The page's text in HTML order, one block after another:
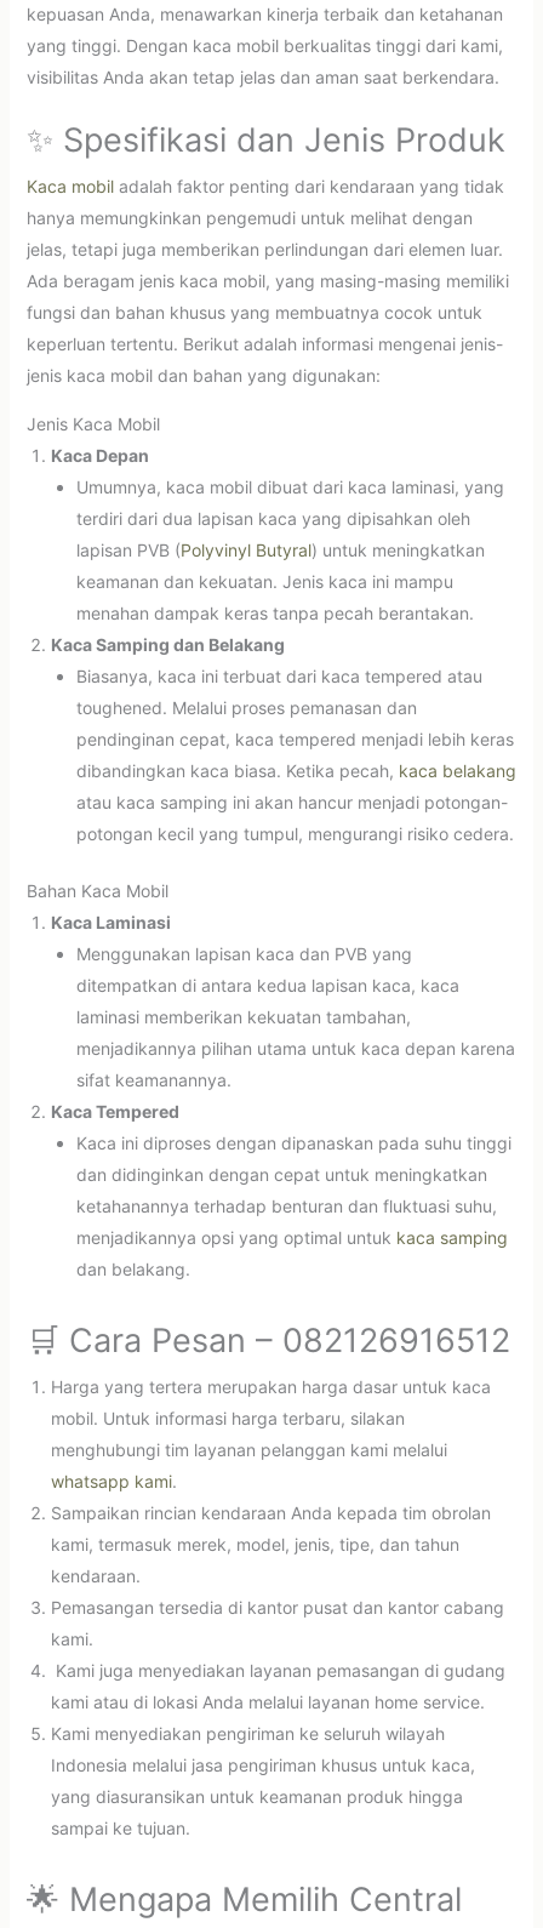
kepuasan Anda, menawarkan kinerja terbaik dan ketahanan
yang tinggi. Dengan kaca mobil berkualitas tinggi dari kami,
visibilitas Anda akan tetap jelas dan aman saat berkendara.
✨ Spesifikasi dan Jenis Produk
Kaca mobiladalah faktor penting dari kendaraan yang tidak
hanya memungkinkan pengemudi untuk melihat dengan
jelas, tetapi juga memberikan perlindungan dari elemen luar.
Ada beragam jenis kaca mobil, yang masing-masing memiliki
fungsi dan bahan khusus yang membuatnya cocok untuk
keperluan tertentu. Berikut adalah informasi mengenai jenis-
jenis kaca mobil dan bahan yang digunakan:
Jenis Kaca Mobil
Kaca Depan
Umumnya, kaca mobil dibuat dari kaca laminasi, yang
terdiri dari dua lapisan kaca yang dipisahkan oleh
lapisan PVB (Polyvinyl Butyral) untuk meningkatkan
keamanan dan kekuatan. Jenis kaca ini mampu
menahan dampak keras tanpa pecah berantakan.
Kaca Samping dan Belakang
Biasanya, kaca ini terbuat dari kaca tempered atau
toughened. Melalui proses pemanasan dan
pendinginan cepat, kaca tempered menjadi lebih keras
dibandingkan kaca biasa. Ketika pecah, kaca belakang
atau kaca samping ini akan hancur menjadi potongan-
potongan kecil yang tumpul, mengurangi risiko cedera.
Bahan Kaca Mobil
Kaca Laminasi
Menggunakan lapisan kaca dan PVB yang
ditempatkan di antara kedua lapisan kaca, kaca
laminasi memberikan kekuatan tambahan,
menjadikannya pilihan utama untuk kaca depan karena
sifat keamanannya.
Kaca Tempered
Kaca ini diproses dengan dipanaskan pada suhu tinggi
dan didinginkan dengan cepat untuk meningkatkan
ketahanannya terhadap benturan dan fluktuasi suhu,
menjadikannya opsi yang optimal untuk kaca samping
dan belakang.
🛒 Cara Pesan – 082126916512
Harga yang tertera merupakan harga dasar untuk kaca
mobil. Untuk informasi harga terbaru, silakan
menghubungi tim layanan pelanggan kami melalui
whatsapp kami.
Sampaikan rincian kendaraan Anda kepada tim obrolan
kami, termasuk merek, model, jenis, tipe, dan tahun
kendaraan.
Pemasangan tersedia di kantor pusat dan kantor cabang
kami.
Kami juga menyediakan layanan pemasangan di gudang
kami atau di lokasi Anda melalui layanan home service.
Kami menyediakan pengiriman ke seluruh wilayah
Indonesia melalui jasa pengiriman khusus untuk kaca,
yang diasuransikan untuk keamanan produk hingga
sampai ke tujuan.
🌟 Mengapa Memilih Central